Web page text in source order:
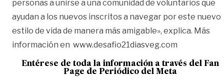
personas a unirse a una comunidad de voluntarios que
ayudan a los nuevos inscritos a navegar por este nuevo
estilo de vida de manera más amigable», explica. Más
información en www.desafio21diasveg.com
Entérese de toda la información a través del Fan
Page de Periódico del Meta